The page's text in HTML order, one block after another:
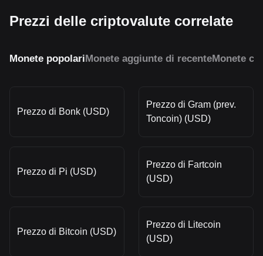
Prezzi delle criptovalute correlate
Monete popolariMonete aggiunte di recenteMonete
Prezzo di Bonk (USD)
Prezzo di Gram (prev.
Toncoin) (USD)
Prezzo di Pi (USD)
Prezzo di Fartcoin
(USD)
Prezzo di Bitcoin (USD)
Prezzo di Litecoin
(USD)